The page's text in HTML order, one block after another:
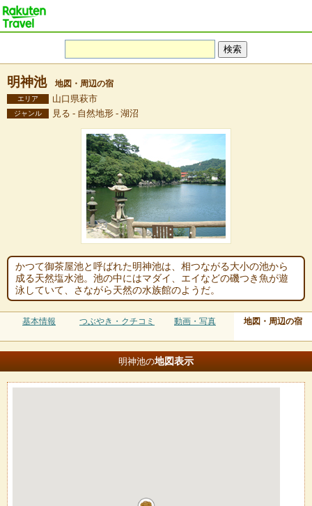
明神池 地図・周辺の宿
エリア 山口県萩市
ジャンル 見る - 自然地形 - 湖沼
かつて御茶屋池と呼ばれた明神池は、相つながる大小の池から
成る天然塩水池。池の中にはマダイ、エイなどの磯つき魚が遊
泳していて、さながら天然の水族館のようだ。
基本情報 つぶやき・クチコミ 動画・写真 地図・周辺の宿
明神池の地図表示